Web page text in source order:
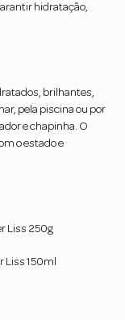
hidratação,
brilhantes,
pela piscina ou por
e chapinha. O
o estado e
Liss 250g
Liss 150ml